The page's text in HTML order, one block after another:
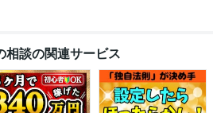
相談の関連サービス